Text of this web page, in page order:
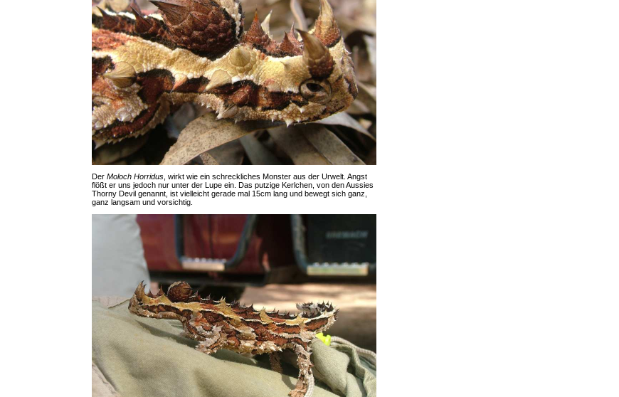
Der Moloch Horridus , wirkt wie ein schreckliches Monster aus der Urwelt. Angst
flößt er uns jedoch nur unter der Lupe ein. Das putzige Kerlchen, von den Aussies
Thorny Devil genannt, ist vielleicht gerade mal 15cm lang und bewegt sich ganz,
ganz langsam und vorsichtig.